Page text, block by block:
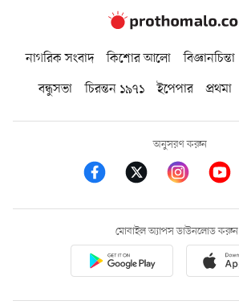
নাগরিক সংবাদ কিশোর আলো বিজ্ঞানচিন্তা
বন্ধুসভা
চিরন্তন ১৯৭১ ইপেপার প্রথমা
অনুসরণ করুন
মোবাইল অ্যাপস ডাউনলোড করুন